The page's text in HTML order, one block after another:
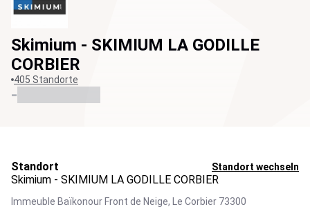
Skimium - SKIMIUM LA GODILLE
CORBIER
405 Standorte
-
Standort Standort wechseln
Skimium - SKIMIUM LA GODILLE CORBIER
Immeuble Baïkonour Front de Neige, Le Corbier 73300